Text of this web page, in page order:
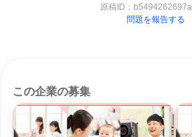
原稿ID：
問題を報告する
この企業の募集